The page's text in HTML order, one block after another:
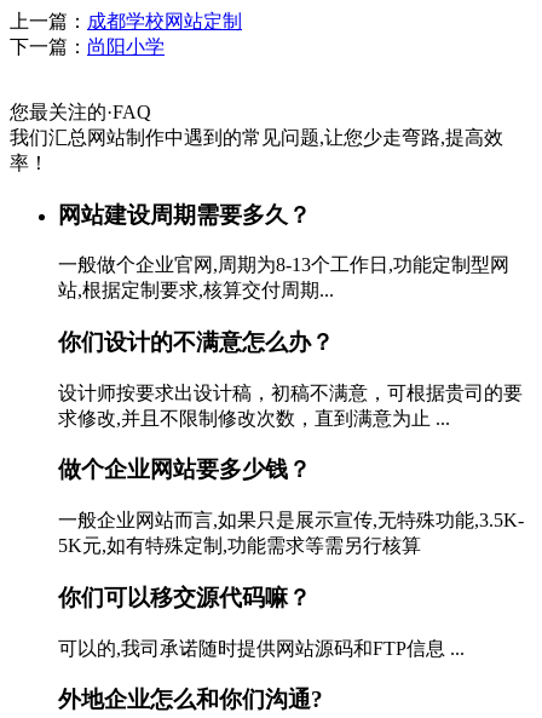
上一篇： 成都学校网站定制
下一篇： 尚阳小学
您最关注的·FAQ
我们汇总网站制作中遇到的常见问题,让您少走弯路,提高效
率！
网站建设周期需要多久？
一般做个企业官网,周期为8-13个工作日,功能定制型网
站,根据定制要求,核算交付周期...
你们设计的不满意怎么办？
设计师按要求出设计稿，初稿不满意，可根据贵司的要
求修改,并且不限制修改次数，直到满意为止 ...
做个企业网站要多少钱？
一般企业网站而言,如果只是展示宣传,无特殊功能,3.5K-
5K元,如有特殊定制,功能需求等需另行核算
你们可以移交源代码嘛？
可以的,我司承诺随时提供网站源码和FTP信息 ...
外地企业怎么和你们沟通?